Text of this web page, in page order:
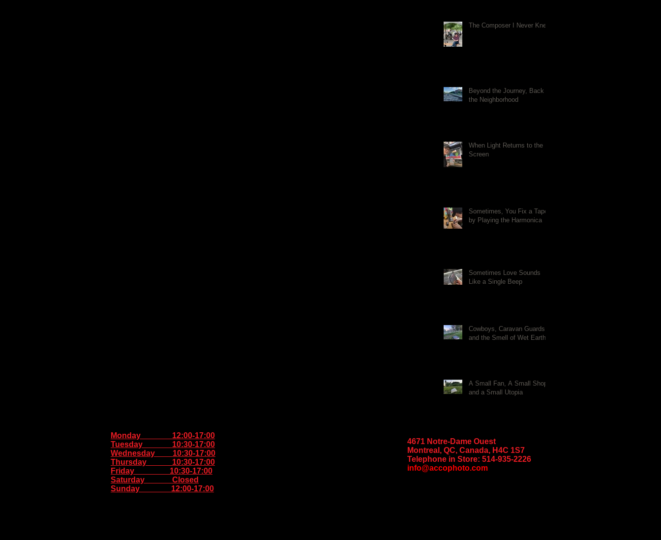
The Composer I Never Knew
Beyond the Journey, Back to
the Neighborhood
When Light Returns to the
Screen
Sometimes, You Fix a Tape
by Playing the Harmonica
Sometimes Love Sounds
Like a Single Beep
Cowboys, Caravan Guards,
and the Smell of Wet Earth
A Small Fan, A Small Shop,
and a Small Utopia
Monday 12:00-17:00
Tuesday 10:30-17:00
Wednesday 10:30-17:00
Thursday 10:30-17:00
Friday 10:30-17:00
Saturday Closed
Sunday 12:00-17:00
4671 Notre-Dame Ouest
Montreal, QC, Canada, H4C 1S7
Telephone in Store: 514-935-2226
info@accophoto.com